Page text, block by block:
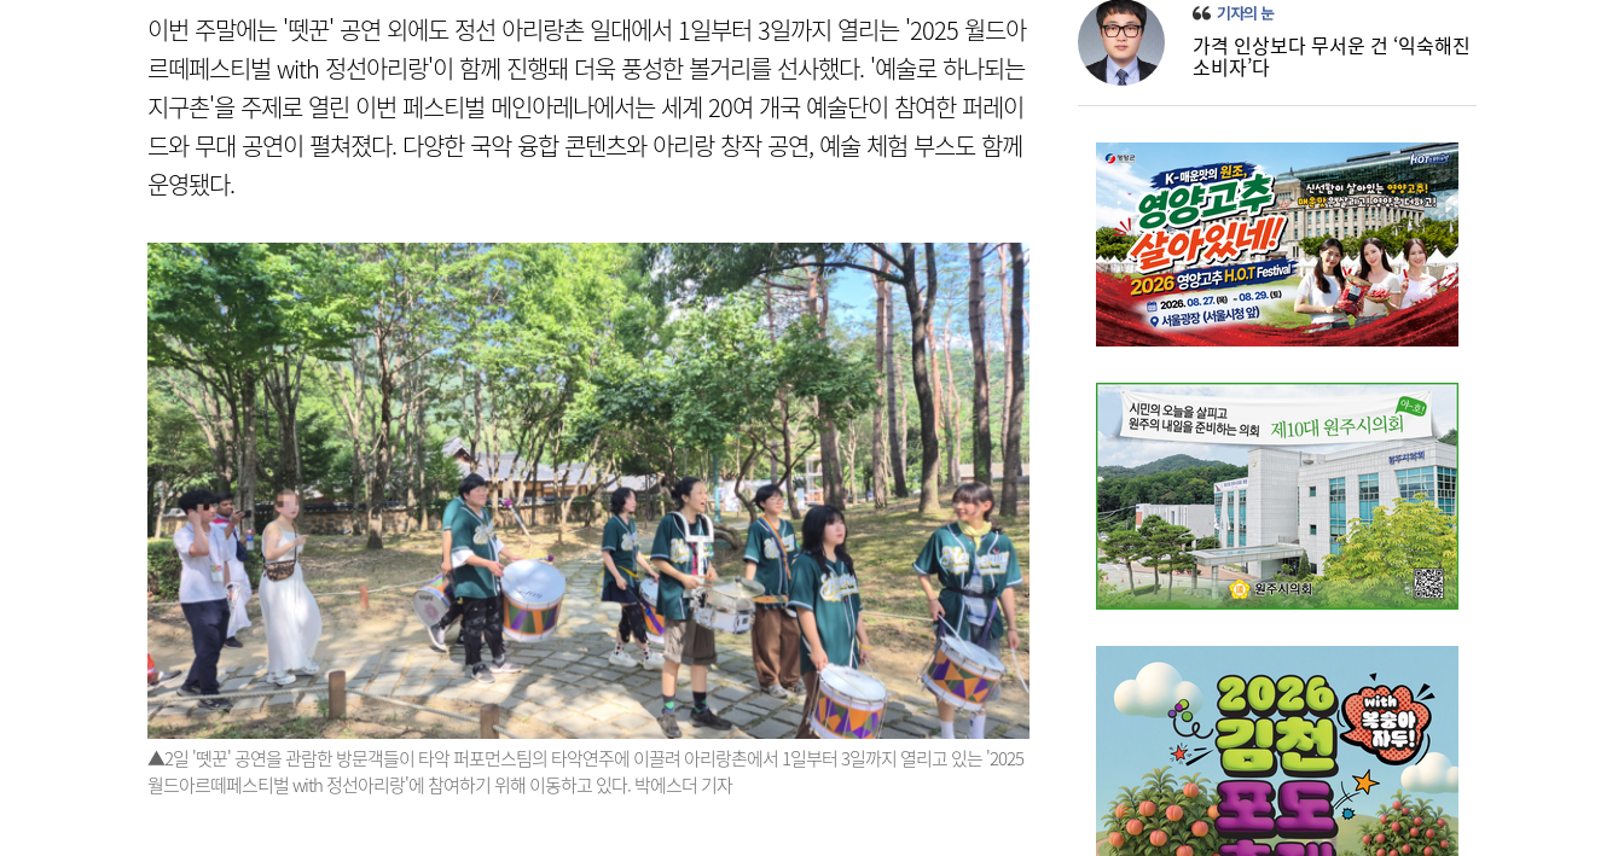
이번 주말에는 '뗏꾼' 공연 외에도 정선 아리랑촌 일대에서 1일부터 3일까지 열리는 '2025 월드아
르떼페스티벌 with 정선아리랑'이 함께 진행돼 더욱 풍성한 볼거리를 선사했다. '예술로 하나되는
지구촌'을 주제로 열린 이번 페스티벌 메인아레나에서는 세계 20여 개국 예술단이 참여한 퍼레이
드와 무대 공연이 펼쳐졌다. 다양한 국악 융합 콘텐츠와 아리랑 창작 공연, 예술 체험 부스도 함께
운영됐다.
▲2일 '뗏꾼' 공연을 관람한 방문객들이 타악 퍼포먼스팀의 타악연주에 이끌려 아리랑촌에서 1일부터 3일까지 열리고 있는 '2025
월드아르떼페스티벌 with 정선아리랑'에 참여하기 위해 이동하고 있다. 박에스더 기자
16:18
LH 사장, 주택공급 속도전 위해 “보상 임시
직, 정규직보다 더 많이 주겠다”
기자의 눈
가격 인상보다 무서운 건 ‘익숙해진
소비자’다